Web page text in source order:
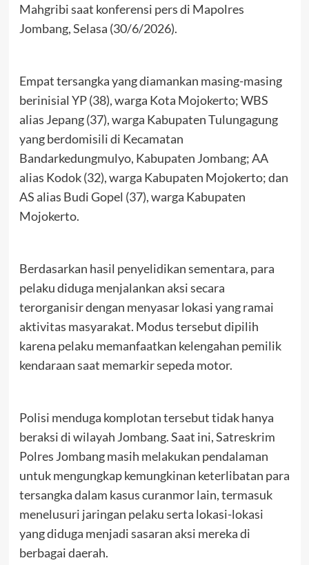
Mahgribi saat konferensi pers di Mapolres
Jombang, Selasa (30/6/2026).
Empat tersangka yang diamankan masing-masing
berinisial YP (38), warga Kota Mojokerto; WBS
alias Jepang (37), warga Kabupaten Tulungagung
yang berdomisili di Kecamatan
Bandarkedungmulyo, Kabupaten Jombang; AA
alias Kodok (32), warga Kabupaten Mojokerto; dan
AS alias Budi Gopel (37), warga Kabupaten
Mojokerto.
Berdasarkan hasil penyelidikan sementara, para
pelaku diduga menjalankan aksi secara
terorganisir dengan menyasar lokasi yang ramai
aktivitas masyarakat. Modus tersebut dipilih
karena pelaku memanfaatkan kelengahan pemilik
kendaraan saat memarkir sepeda motor.
Polisi menduga komplotan tersebut tidak hanya
beraksi di wilayah Jombang. Saat ini, Satreskrim
Polres Jombang masih melakukan pendalaman
untuk mengungkap kemungkinan keterlibatan para
tersangka dalam kasus curanmor lain, termasuk
menelusuri jaringan pelaku serta lokasi-lokasi
yang diduga menjadi sasaran aksi mereka di
berbagai daerah.